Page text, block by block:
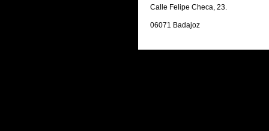
Calle Felipe Checa, 23.
06071 Badajoz